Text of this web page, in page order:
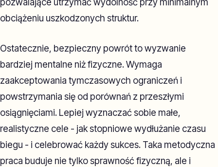
pozwalające utrzymać wydolność przy minimalnym
obciążeniu uszkodzonych struktur.
Ostatecznie, bezpieczny powrót to wyzwanie
bardziej mentalne niż fizyczne. Wymaga
zaakceptowania tymczasowych ograniczeń i
powstrzymania się od porównań z przeszłymi
osiągnięciami. Lepiej wyznaczać sobie małe,
realistyczne cele - jak stopniowe wydłużanie czasu
biegu - i celebrować każdy sukces. Taka metodyczna
praca buduje nie tylko sprawność fizyczną, ale i